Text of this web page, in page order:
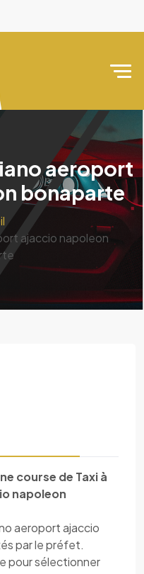
aeroport
bonaparte
ajaccio napoleon
course de Taxi à
napoleon
aeroport ajaccio
par le préfet.
pour sélectionner